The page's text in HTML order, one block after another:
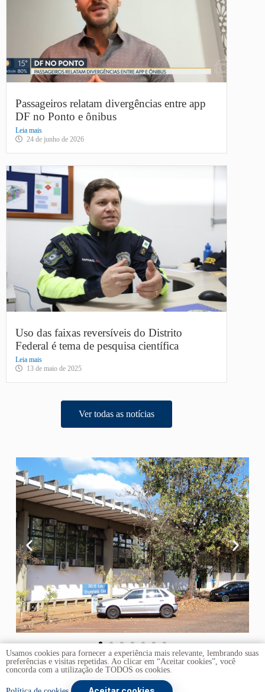
Passageiros relatam divergências entre app
DF no Ponto e ônibus
Leia mais
24 de junho de 2026
Uso das faixas reversíveis do Distrito
Federal é tema de pesquisa científica
Leia mais
13 de maio de 2025
Ver todas as notícias
Usamos cookies para fornecer a experiência mais relevante, lembrando suas
preferências e visitas repetidas. Ao clicar em “Aceitar cookies”, você
concorda com a utilização de TODOS os cookies.